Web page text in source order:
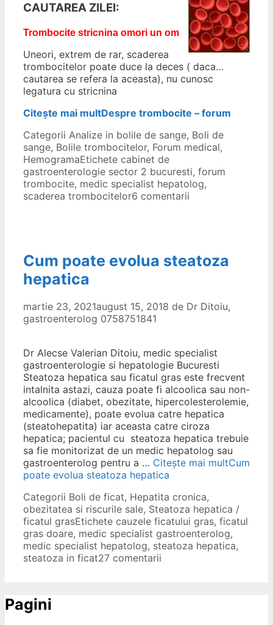
CAUTAREA ZILEI:
Trombocite stricnina omori un om
Uneori, extrem de rar, scaderea
trombocitelor poate duce la deces ( daca…
cautarea se refera la aceasta), nu cunosc
legatura cu stricnina
Citește mai multDespre trombocite – forum
Categorii Analize in bolile de sange, Boli de
sange, Bolile trombocitelor, Forum medical,
HemogramaEtichete cabinet de
gastroenterologie sector 2 bucuresti, forum
trombocite, medic specialist hepatolog,
scaderea trombocitelor6 comentarii
Cum poate evolua steatoza
hepatica
martie 23, 2021august 15, 2018 de Dr Ditoiu,
gastroenterolog 0758751841
Dr Alecse Valerian Ditoiu, medic specialist
gastroenterologie si hepatologie Bucuresti
Steatoza hepatica sau ficatul gras este frecvent
intalnita astazi, cauza poate fi alcoolica sau non-
alcoolica (diabet, obezitate, hipercolesterolemie,
medicamente), poate evolua catre hepatica
(steatohepatita) iar aceasta catre ciroza
hepatica; pacientul cu steatoza hepatica trebuie
sa fie monitorizat de un medic hepatolog sau
gastroenterolog pentru a … Citește mai multCum
poate evolua steatoza hepatica
Categorii Boli de ficat, Hepatita cronica,
obezitatea si riscurile sale, Steatoza hepatica /
ficatul grasEtichete cauzele ficatului gras, ficatul
gras doare, medic specialist gastroenterolog,
medic specialist hepatolog, steatoza hepatica,
steatoza in ficat27 comentarii
Pagini